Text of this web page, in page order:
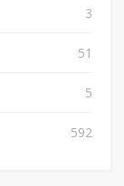
3
51
5
592